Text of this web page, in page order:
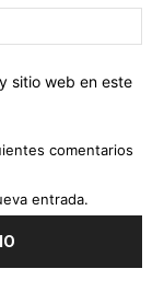
sitio web en este
comentarios
entrada.